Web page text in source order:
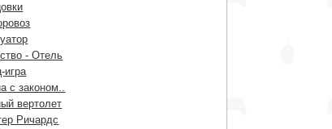
- Отель
игра
с законом..
вертолет
Ричардс